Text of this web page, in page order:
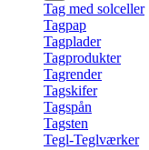
Tag med solceller
Tagpap
Tagplader
Tagprodukter
Tagrender
Tagskifer
Tagspån
Tagsten
Tegl-Teglværker